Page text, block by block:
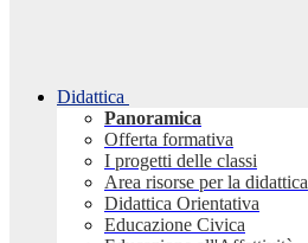
Didattica
Panoramica
Offerta formativa
I progetti delle classi
Area risorse per la didattica
Didattica Orientativa
Educazione Civica